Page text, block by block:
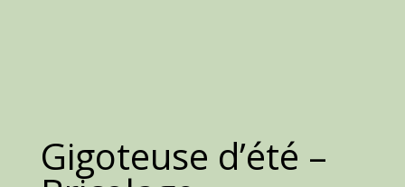
Gigoteuse d’été –